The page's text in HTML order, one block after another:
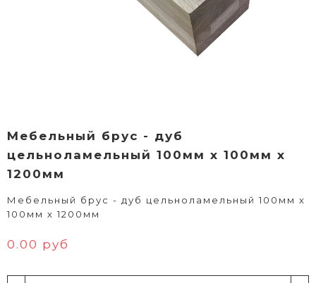
Мебельный брус - дуб
цельноламельный 100мм х 100мм х
1200мм
Мебельный брус - дуб цельноламельный 100мм х
100мм х 1200мм
0.00 руб